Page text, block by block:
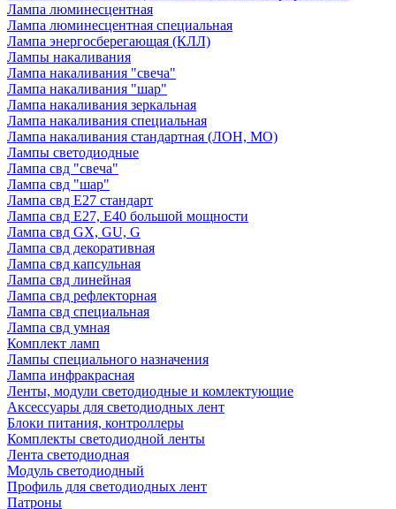
Лампа люминесцентная
Лампа люминесцентная специальная
Лампа энергосберегающая (КЛЛ)
Лампы накаливания
Лампа накаливания "свеча"
Лампа накаливания "шар"
Лампа накаливания зеркальная
Лампа накаливания специальная
Лампа накаливания стандартная (ЛОН, МО)
Лампы светодиодные
Лампа свд "свеча"
Лампа свд "шар"
Лампа свд E27 стандарт
Лампа свд E27, Е40 большой мощности
Лампа свд GX, GU, G
Лампа свд декоративная
Лампа свд капсульная
Лампа свд линейная
Лампа свд рефлекторная
Лампа свд специальная
Лампа свд умная
Комплект ламп
Лампы специального назначения
Лампа инфракрасная
Ленты, модули светодиодные и комлектующие
Аксессуары для светодиодных лент
Блоки питания, контроллеры
Комплекты светодиодной ленты
Лента светодиодная
Модуль светодиодный
Профиль для светодиодных лент
Патроны